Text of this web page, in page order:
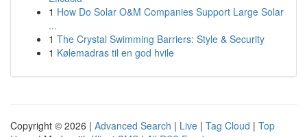
1 How Do Solar O&M Companies Support Large Solar
...
1 The Crystal Swimming Barriers: Style & Security
1 Kølemadras til en god hvile
Copyright © 2026 | Advanced Search | Live | Tag Cloud | Top